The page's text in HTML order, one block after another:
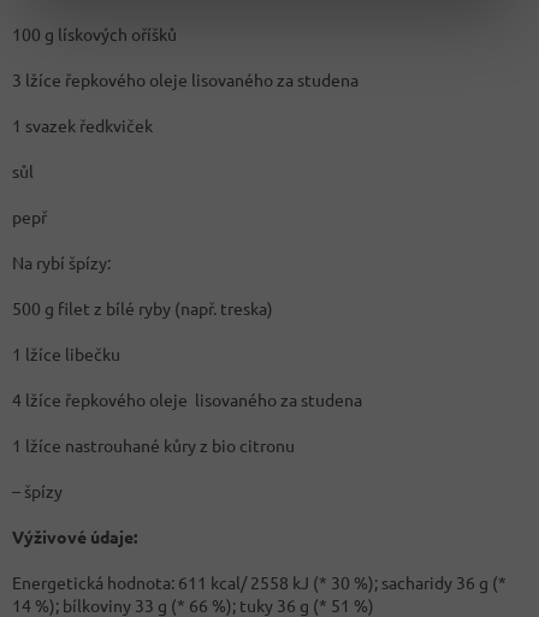
100 g lískových oříšků
3 lžíce řepkového oleje lisovaného za studena
1 svazek ředkviček
sůl
pepř
Na rybí špízy:
500 g filet z bílé ryby (např. treska)
1 lžíce libečku
4 lžíce řepkového oleje lisovaného za studena
1 lžíce nastrouhané kůry z bio citronu
– špízy
Výživové údaje:
Energetická hodnota: 611 kcal/ 2558 kJ (* 30 %); sacharidy 36 g (*
14 %); bílkoviny 33 g (* 66 %); tuky 36 g (* 51 %)